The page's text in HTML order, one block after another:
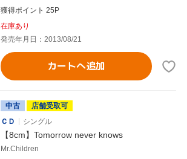
獲得ポイント 25P
在庫あり
発売年月日：2013/08/21
カートへ追加
中古
店舗受取可
ＣＤ
シングル
【8cm】Tomorrow never knows
Mr.Children